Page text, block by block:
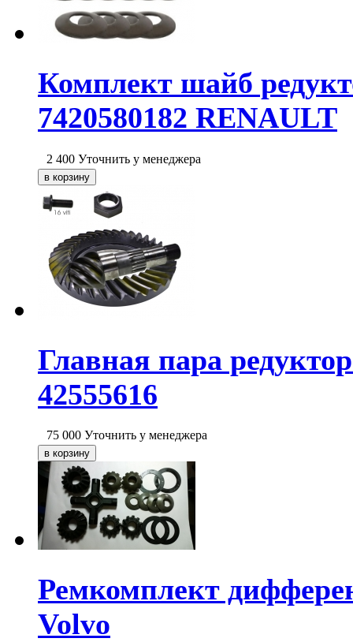
Комплект шайб
7420580182 RENAULT
2 400 Уточнить у менеджера
Главная пара
42555616
75 000 Уточнить у менеджера
Ремкомплект
Volvo